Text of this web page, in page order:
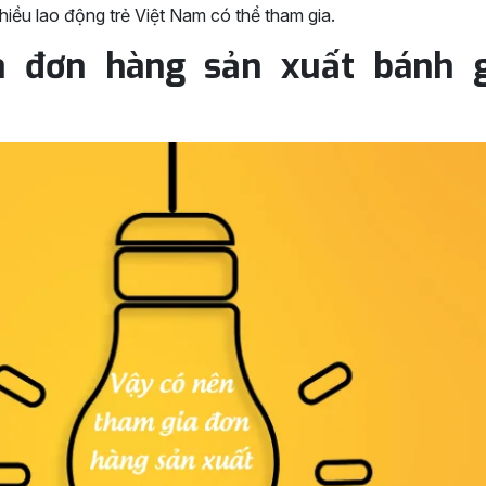
lao động trẻ Việt Nam có thể tham gia.
đơn hàng sản xuất bánh